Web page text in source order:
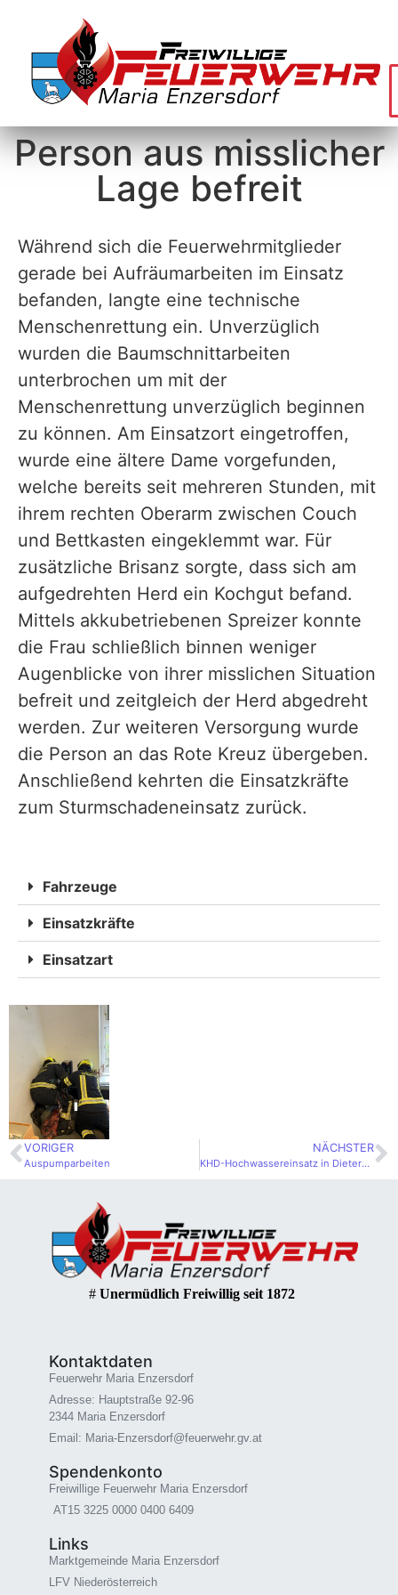
Person aus misslicher
Lage befreit
Während sich die Feuerwehrmitglieder
gerade bei Aufräumarbeiten im Einsatz
befanden, langte eine technische
Menschenrettung ein. Unverzüglich
wurden die Baumschnittarbeiten
unterbrochen um mit der
Menschenrettung unverzüglich beginnen
zu können. Am Einsatzort eingetroffen,
wurde eine ältere Dame vorgefunden,
welche bereits seit mehreren Stunden, mit
ihrem rechten Oberarm zwischen Couch
und Bettkasten eingeklemmt war. Für
zusätzliche Brisanz sorgte, dass sich am
aufgedrehten Herd ein Kochgut befand.
Mittels akkubetriebenen Spreizer konnte
die Frau schließlich binnen weniger
Augenblicke von ihrer misslichen Situation
befreit und zeitgleich der Herd abgedreht
werden. Zur weiteren Versorgung wurde
die Person an das Rote Kreuz übergeben.
Anschließend kehrten die Einsatzkräfte
zum Sturmschadeneinsatz zurück.
Fahrzeuge
Einsatzkräfte
Einsatzart
VORIGER
Auspumparbeiten
NÄCHSTER
KHD-Hochwassereinsatz in Dietersdorf – Bezirk Tulln
# Unermüdlich Freiwillig seit 1872
Kontaktdaten
Feuerwehr Maria Enzersdorf
Adresse: Hauptstraße 92-96
2344 Maria Enzersdorf
Email: Maria-Enzersdorf@feuerwehr.gv.at
Spendenkonto
Freiwillige Feuerwehr Maria Enzersdorf
AT15 3225 0000 0400 6409
Links
Marktgemeinde Maria Enzersdorf
LFV Niederösterreich